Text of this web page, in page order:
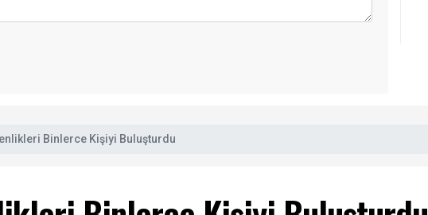
Binlerce Kişiyi Buluşturdu